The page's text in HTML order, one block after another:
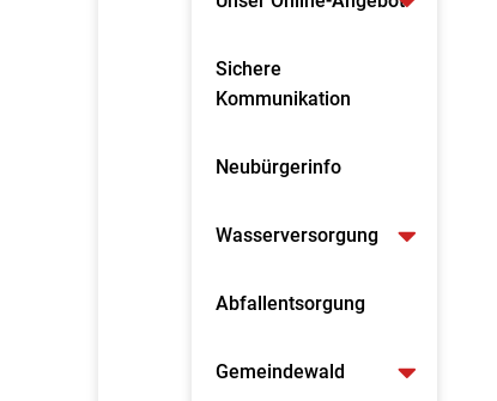
Sichere
Kommunikation
Neubürgerinfo
Wasserversorgung
Abfallentsorgung
Gemeindewald